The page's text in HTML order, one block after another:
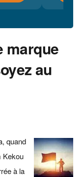
marque
au
quand
Kekou
à la